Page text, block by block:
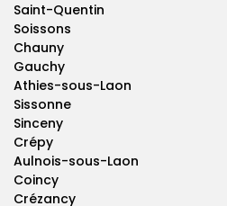
Saint-Quentin
Soissons
Chauny
Gauchy
Athies-sous-Laon
Sissonne
Sinceny
Crépy
Aulnois-sous-Laon
Coincy
Crézancy